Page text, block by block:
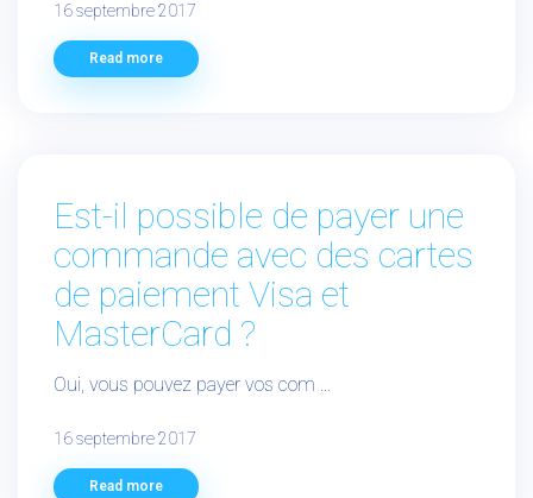
16 septembre 2017
Read more
Est-il possible de payer une
commande avec des cartes
de paiement Visa et
MasterCard ?
Oui, vous pouvez payer vos com ...
16 septembre 2017
Read more